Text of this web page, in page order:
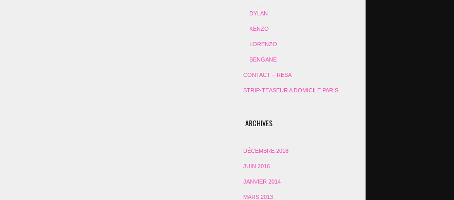
DYLAN
KENZO
LORENZO
SENGANE
CONTACT – RESA
STRIP-TEASEUR A DOMICILE PARIS
ARCHIVES
DÉCEMBRE 2018
JUIN 2016
JANVIER 2014
MARS 2013